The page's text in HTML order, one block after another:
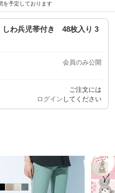
を予定しております
わ兵児帯付き 48枚入り 3
会員のみ公開
ご注文には
ログイン してください